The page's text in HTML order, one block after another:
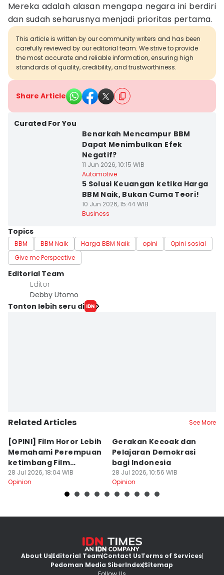
Mereka adalah alasan mengapa negara ini berdiri
dan sudah seharusnya menjadi prioritas pertama.
This article is written by our community writers and has been
carefully reviewed by our editorial team. We strive to provide
the most accurate and reliable information, ensuring high
standards of quality, credibility, and trustworthiness.
Share Article
Curated For You
Benarkah Mencampur BBM
Dapat Menimbulkan Efek
Negatif?
11 Jun 2026, 10:15 WIB
Automotive
5 Solusi Keuangan ketika Harga
BBM Naik, Bukan Cuma Teori!
10 Jun 2026, 15:44 WIB
Business
Topics
BBM BBM Naik Harga BBM Naik opini
Opini sosial
Give me Perspective
Editorial Team
Editor
Debby Utomo
Tonton lebih seru di
Related Articles See More
[OPINI] Film Horor Lebih
Memahami Perempuan
ketimbang Film
Romantis
28 Jul 2026, 18:04 WIB
Opinion
Gerakan Kecoak dan
Pelajaran Demokrasi
bagi Indonesia
28 Jul 2026, 10:56 WIB
Opinion
About UsEditorial TeamContact UsTerms of Services
Pedoman Media SiberIndexSitemap